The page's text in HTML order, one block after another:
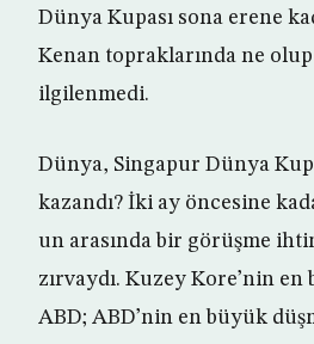
Dünya Kupası sona erene
Kenan topraklarında ne
ilgilenmedi.
Dünya, Singapur Dünya
kazandı? İki ay öncesine
un arasında bir görüşme
zırvaydı. Kuzey Kore’nin en
ABD; ABD’nin en büyük